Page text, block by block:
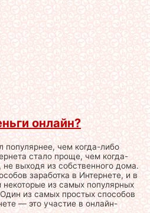
онлайн?
популярнее, чем когда-либо
стало проще, чем когда-
не выходя из собственного дома.
заработка в Интернете, и в
из самых популярных
из самых простых способов
— это участие в онлайн-